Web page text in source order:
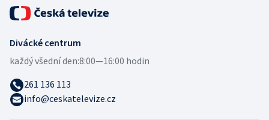
Divácké centrum
každý všední den:8:00—16:00 hodin
261 136 113
info@ceskatelevize.cz